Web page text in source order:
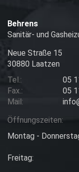
Behrens
Sanitär- und
Neue Straße 15
30880 Laatzen
Tel.:
Fax.:
Mail:
05
05
Öffnungszeiten:
Montag -
Freitag: